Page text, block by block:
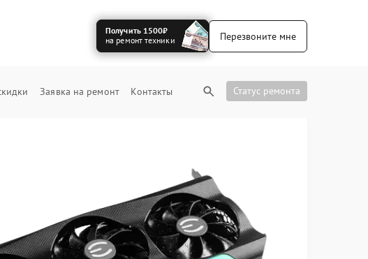
Получить 1500₽
на ремонт техники
Перезвоните мне
Заявка на ремонт Контакты Статус ремонта